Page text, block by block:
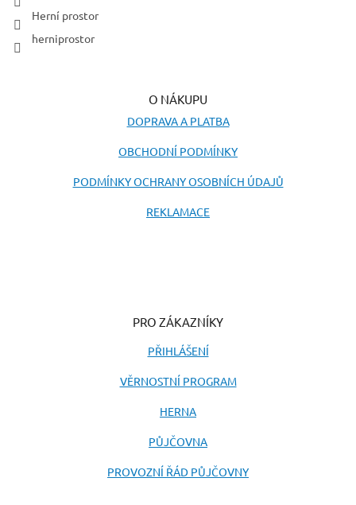
Herní prostor
herniprostor
O NÁKUPU
DOPRAVA A PLATBA
OBCHODNÍ PODMÍNKY
PODMÍNKY OCHRANY OSOBNÍCH ÚDAJŮ
REKLAMACE
PRO ZÁKAZNÍKY
PŘIHLÁŠENÍ
VĚRNOSTNÍ PROGRAM
HERNA
PŮJČOVNA
PROVOZNÍ ŘÁD PŮJČOVNY